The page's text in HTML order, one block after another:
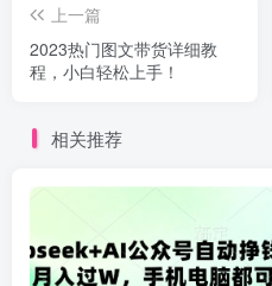
上一篇
2023热门图文带货详细教
程，小白轻松上手！
相关推荐